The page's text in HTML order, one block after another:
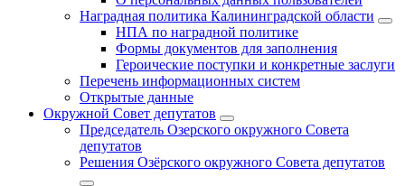
Наградная политика Калининградской области
НПА по наградной политике
Формы документов для заполнения
Героические поступки и конкретные заслуги
Перечень информационных систем
Открытые данные
Окружной Совет депутатов
Председатель Озерского окружного Совета
депутатов
Решения Озёрского окружного Совета депутатов